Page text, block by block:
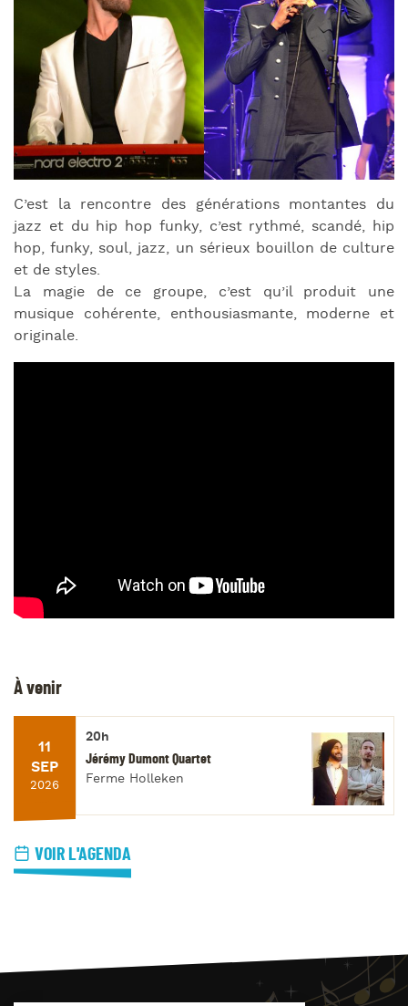
C’est la rencontre des générations montantes du
jazz et du hip hop funky, c’est rythmé, scandé, hip
hop, funky, soul, jazz, un sérieux bouillon de culture
et de styles.
La magie de ce groupe, c’est qu’il produit une
musique cohérente, enthousiasmante, moderne et
originale.
À venir
11
SEP
2026
20h
Jérémy Dumont Quartet
Ferme Holleken
VOIR L'AGENDA